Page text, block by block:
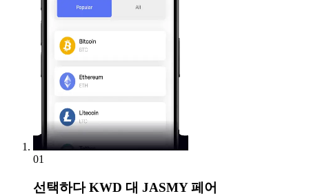
01
선택하다KWD 대 JASMY 페어